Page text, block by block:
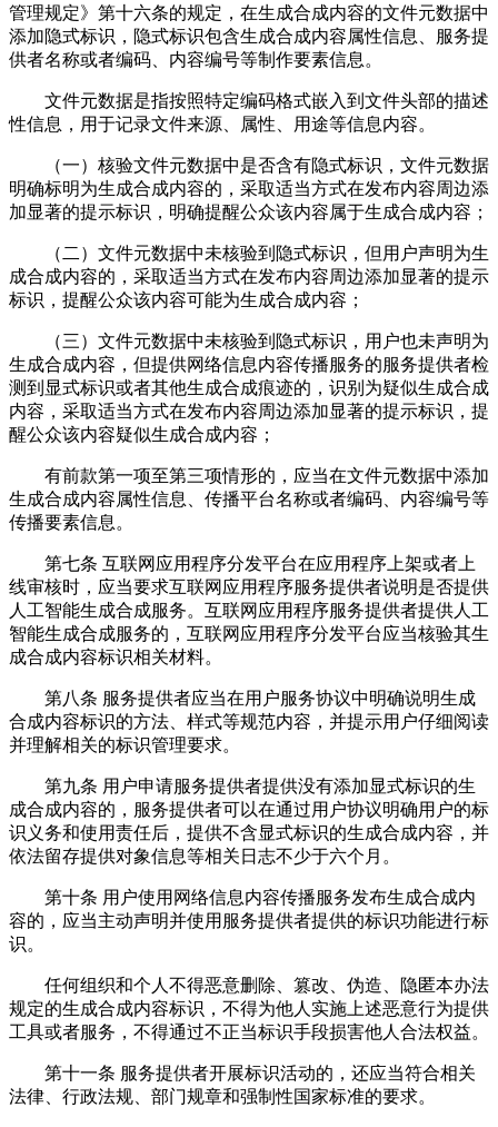
管理规定》第十六条的规定，在生成合成内容的文件元数据中
添加隐式标识，隐式标识包含生成合成内容属性信息、服务提
供者名称或者编码、内容编号等制作要素信息。
文件元数据是指按照特定编码格式嵌入到文件头部的描述
性信息，用于记录文件来源、属性、用途等信息内容。
（一）核验文件元数据中是否含有隐式标识，文件元数据
明确标明为生成合成内容的，采取适当方式在发布内容周边添
加显著的提示标识，明确提醒公众该内容属于生成合成内容；
（二）文件元数据中未核验到隐式标识，但用户声明为生
成合成内容的，采取适当方式在发布内容周边添加显著的提示
标识，提醒公众该内容可能为生成合成内容；
（三）文件元数据中未核验到隐式标识，用户也未声明为
生成合成内容，但提供网络信息内容传播服务的服务提供者检
测到显式标识或者其他生成合成痕迹的，识别为疑似生成合成
内容，采取适当方式在发布内容周边添加显著的提示标识，提
醒公众该内容疑似生成合成内容；
有前款第一项至第三项情形的，应当在文件元数据中添加
生成合成内容属性信息、传播平台名称或者编码、内容编号等
传播要素信息。
第七条 互联网应用程序分发平台在应用程序上架或者上
线审核时，应当要求互联网应用程序服务提供者说明是否提供
人工智能生成合成服务。互联网应用程序服务提供者提供人工
智能生成合成服务的，互联网应用程序分发平台应当核验其生
成合成内容标识相关材料。
第八条 服务提供者应当在用户服务协议中明确说明生成
合成内容标识的方法、样式等规范内容，并提示用户仔细阅读
并理解相关的标识管理要求。
第九条 用户申请服务提供者提供没有添加显式标识的生
成合成内容的，服务提供者可以在通过用户协议明确用户的标
识义务和使用责任后，提供不含显式标识的生成合成内容，并
依法留存提供对象信息等相关日志不少于六个月。
第十条 用户使用网络信息内容传播服务发布生成合成内
容的，应当主动声明并使用服务提供者提供的标识功能进行标
识。
任何组织和个人不得恶意删除、篡改、伪造、隐匿本办法
规定的生成合成内容标识，不得为他人实施上述恶意行为提供
工具或者服务，不得通过不正当标识手段损害他人合法权益。
第十一条 服务提供者开展标识活动的，还应当符合相关
法律、行政法规、部门规章和强制性国家标准的要求。